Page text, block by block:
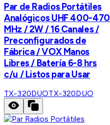
Par de Radios Portátiles
Analógicos UHF 400-470
MHz / 2W / 16 Canales /
Preconfigurados de
Fábrica / VOX Manos
Libres / Batería 6-8 hrs
c/u / Listos para Usar
TX-320DUOTX-320DUO